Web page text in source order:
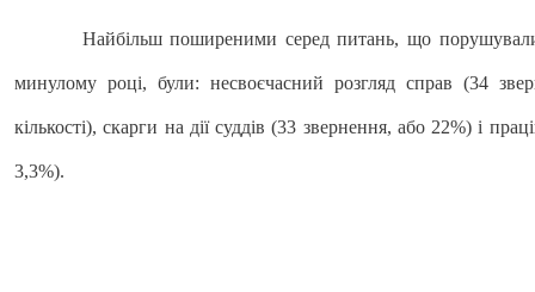
Найбільш поширеними серед питань, що
минулому році, були: несвоєчасний розгляд справ (34
кількості), скарги на дії суддів (33 звернення, або 22%) і
3,3%).